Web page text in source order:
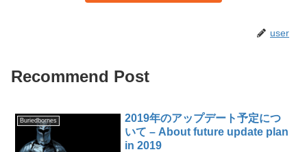
user
Recommend Post
Buriedbornes
2019年のアップデート予定につ
いて – About future update plan
in 2019